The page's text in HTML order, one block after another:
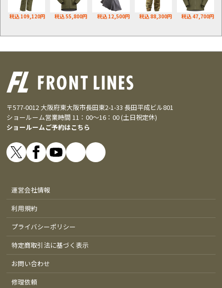
税込 109,120円 税込 55,800円 税込 12,500円 税込 88,300円 税込 47,700円
〒577-0012 大阪府東大阪市長田東2-1-33 長田平成ビル801
ショールーム営業時間 11：00～16：00 (土日祝定休)
ショールームご予約はこちら
運営会社情報
利用規約
プライバシーポリシー
特定商取引法に基づく表示
お問い合わせ
修理依頼